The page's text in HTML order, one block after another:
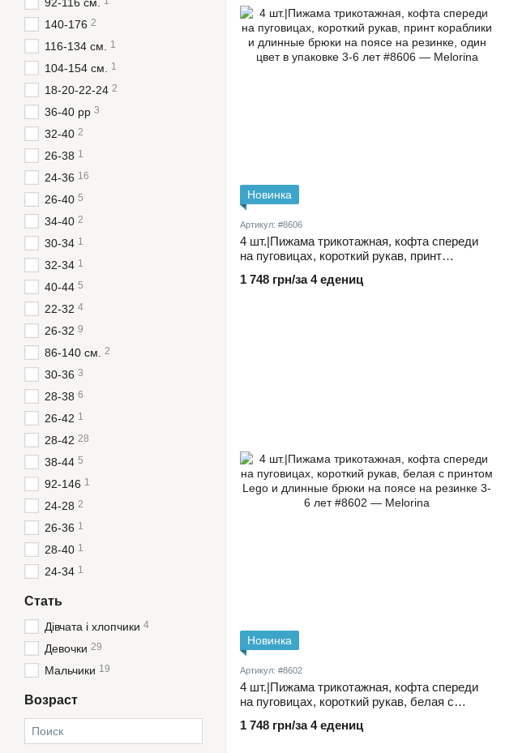
Новинка
Артикул: #8606
4 шт.|Пижама трикотажная, кофта спереди
на пуговицах, короткий рукав, принт
резинке, один цвет в упаковке 3-6 лет
1 748 грн/за 4 едениц
Новинка
Артикул: #8602
4 шт.|Пижама трикотажная, кофта спереди
на пуговицах, короткий рукав, белая с
резинке 3-6 лет
1 748 грн/за 4 едениц
140-176 2
116-134 см. 1
104-154 см. 1
18-20-22-24 2
36-40 рр 3
32-40 2
26-38 1
24-36 16
26-40 5
34-40 2
30-34 1
32-34 1
40-44 5
22-32 4
26-32 9
86-140 см. 2
30-36 3
28-38 6
26-42 1
28-42 28
38-44 5
92-146 1
24-28 2
26-36 1
28-40 1
24-34 1
Стать
Дівчата і хлопчики 4
Девочки 29
Мальчики 19
Возраст